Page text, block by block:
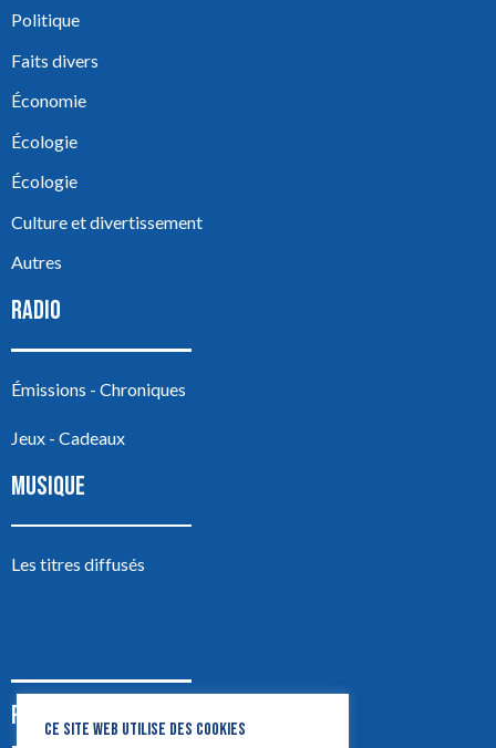
Politique
Faits divers
Économie
Écologie
Écologie
Culture et divertissement
Autres
RADIO
Émissions - Chroniques
Jeux - Cadeaux
MUSIQUE
Les titres diffusés
PODCASTS
CE SITE WEB UTILISE DES COOKIES